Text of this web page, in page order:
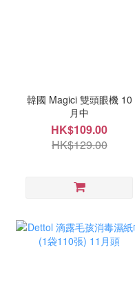
韓國 Magici 雙頭眼機 10
月中
HK$109.00
HK$129.00